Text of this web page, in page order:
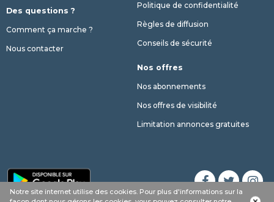
Notre site internet utilise des cookies. Pour plus d'informations sur la
Des questions ?
Comment ça marche ?
Nous contacter
Politique de confidentialité
Règles de diffusion
Conseils de sécurité
Nos offres
Nos abonnements
Nos offres de visibilité
Limitation annonces gratuites